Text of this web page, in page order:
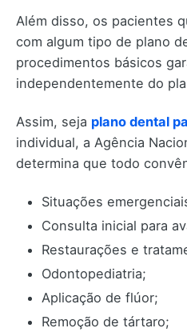
Além disso, os pacientes
com algum tipo de plano
procedimentos básicos
independentemente do
Assim, seja plano dental
individual, a Agência
determina que todo
Situações
Consulta inicial para
Restaurações e
Odontopediatria;
Aplicação de flúor;
Remoção de tártaro;